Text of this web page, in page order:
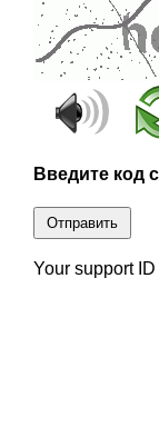
Введите код
Отправить
Your support